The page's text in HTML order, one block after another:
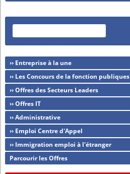
›› Entreprise à la une
›› Les Concours de la fonction publiques
›› Offres des Secteurs Leaders
›› Offres IT
›› Administrative
›› Emploi Centre d'Appel
›› Immigration emploi à l'étranger
Parcourir les Offres